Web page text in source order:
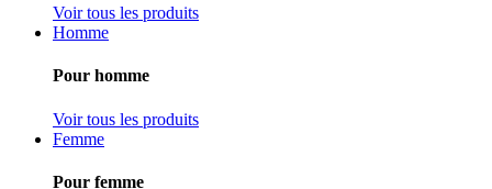
Voir tous les produits
Homme
Pour homme
Voir tous les produits
Femme
Pour femme